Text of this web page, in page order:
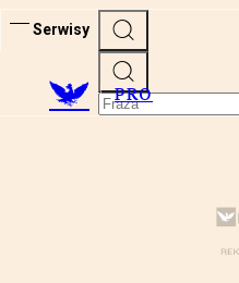
Serwisy
PRO